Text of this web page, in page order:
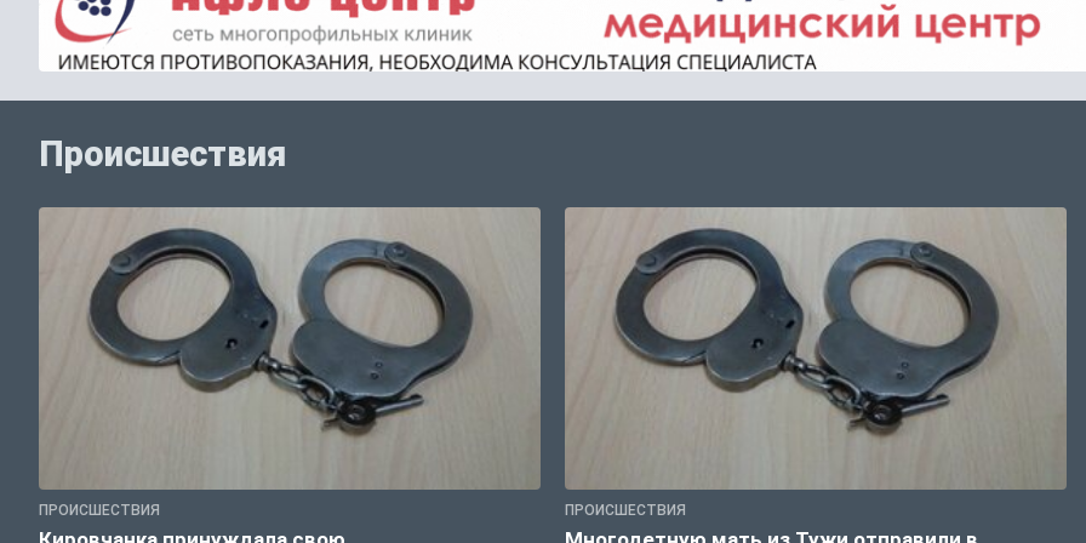
Происшествия
ПРОИСШЕСТВИЯ ПРОИСШЕСТВИЯ